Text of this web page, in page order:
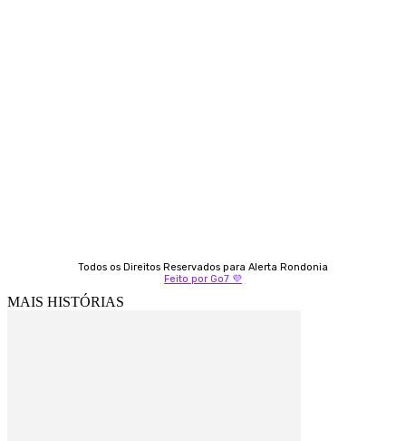
Todos os Direitos Reservados para Alerta Rondonia
Feito por Go7 💜
MAIS HISTÓRIAS